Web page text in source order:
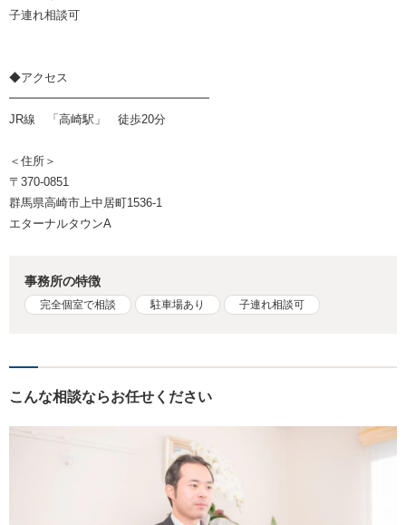
子連れ相談可
◆アクセス
━━━━━━━━━━━━━━━━━
JR線 「高崎駅」 徒歩20分
＜住所＞
〒370-0851
群馬県高崎市上中居町1536-1
エターナルタウンA
事務所の特徴
完全個室で相談 駐車場あり 子連れ相談可
こんな相談ならお任せください